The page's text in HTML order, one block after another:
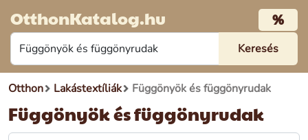
OtthonKatalog.hu %
Otthon Lakástextíliák Függönyök és függönyrudak
Függönyök és függönyrudak